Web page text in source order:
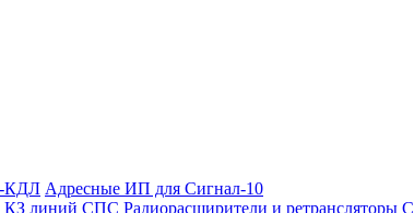
КДЛ Адресные ИП для Сигнал-10
КЗ линий СПС Радиорасширители и ретрансляторы